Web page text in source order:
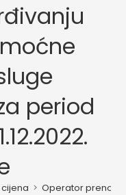
period
> Operator